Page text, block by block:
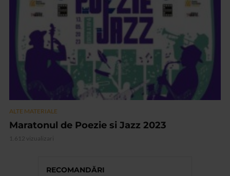
ALTE MATERIALE
Maratonul de Poezie si Jazz 2023
1.612 vizualizari
RECOMANDĂRI